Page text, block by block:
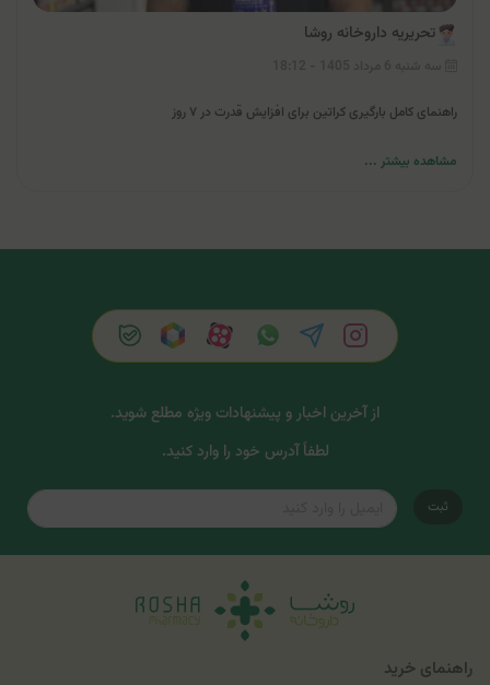
تحریریه داروخانه روشا
راهنمای کامل بارگیری کراتین برای افزایش قدرت در ۷ روز
مشاهده بیشتر ...
از آخرین اخبار و پیشنهادات ویژه مطلع شوید.
لطفاً آدرس خود را وارد کنید.
ثبت
راهنمای خرید